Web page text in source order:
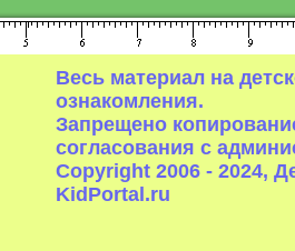
Весь материал на
ознакомления.
Запрещено
согласования с
Copyright 2006 - 2024,
KidPortal.ru